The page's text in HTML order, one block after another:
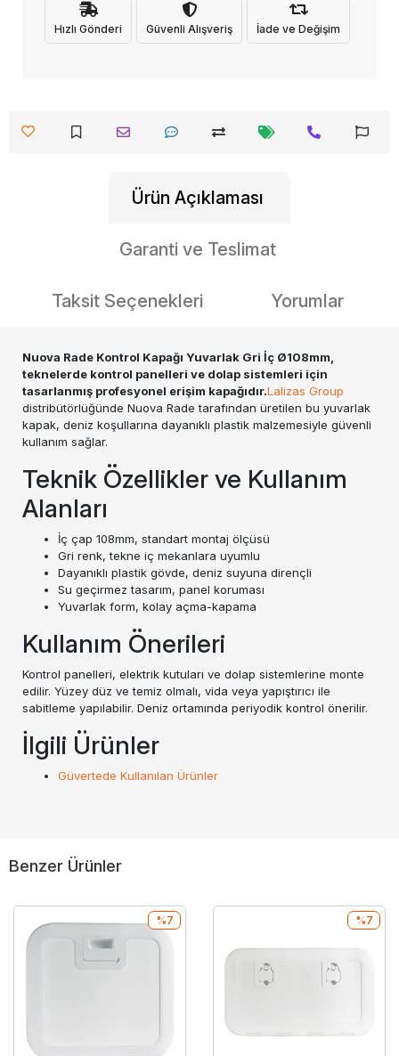
Hızlı Gönderi Güvenli Alışveriş İade ve Değişim
Ürün Açıklaması
Garanti ve Teslimat
Taksit Seçenekleri Yorumlar
Nuova Rade Kontrol Kapağı Yuvarlak Gri İç Ø108mm,
teknelerde kontrol panelleri ve dolap sistemleri için
tasarlanmış profesyonel erişim kapağıdır.Lalizas Group
distribütörlüğünde Nuova Rade tarafından üretilen bu yuvarlak
kapak, deniz koşullarına dayanıklı plastik malzemesiyle güvenli
kullanım sağlar.
Teknik Özellikler ve Kullanım
Alanları
İç çap 108mm, standart montaj ölçüsü
Gri renk, tekne iç mekanlara uyumlu
Dayanıklı plastik gövde, deniz suyuna dirençli
Su geçirmez tasarım, panel koruması
Yuvarlak form, kolay açma-kapama
Kullanım Önerileri
Kontrol panelleri, elektrik kutuları ve dolap sistemlerine monte
edilir. Yüzey düz ve temiz olmalı, vida veya yapıştırıcı ile
sabitleme yapılabilir. Deniz ortamında periyodik kontrol önerilir.
İlgili Ürünler
Güvertede Kullanılan Ürünler
Benzer Ürünler
%7 %7